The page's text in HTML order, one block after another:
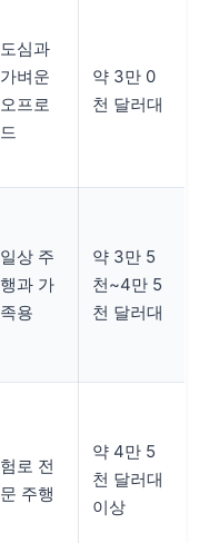
도심과
가벼운
오프로
드
약 3만 0
천 달러대
일상 주
행과 가
족용
약 3만 5
천~4만 5
천 달러대
험로 전
문 주행
약 4만 5
천 달러대
이상